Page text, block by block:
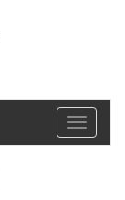
Toggle